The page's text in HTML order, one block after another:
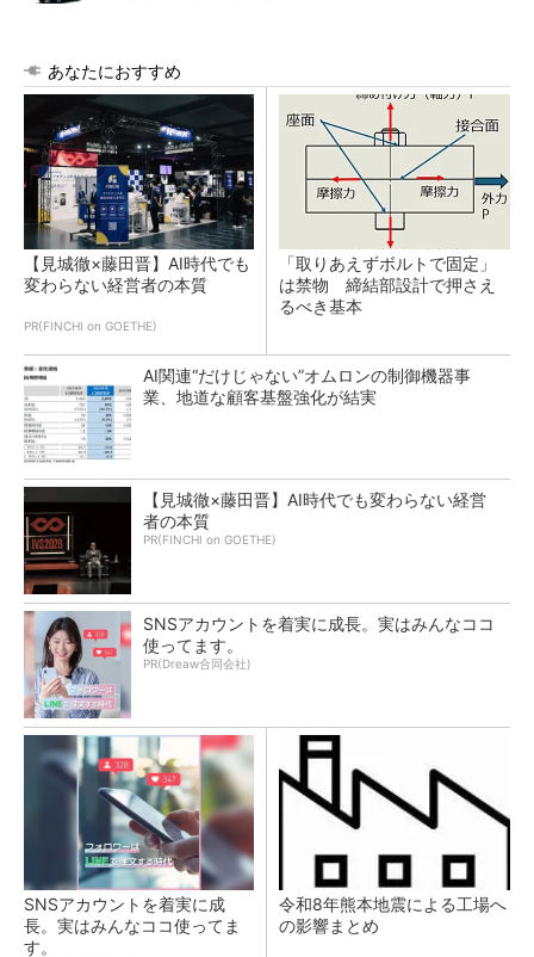
あなたにおすすめ
【見城徹×藤田晋】AI時代でも
変わらない経営者の本質
PR(FINCHI on GOETHE)
「取りあえずボルトで固定」
は禁物 締結部設計で押さえ
るべき基本
AI関連“だけじゃない”オムロンの制御機器事
業、地道な顧客基盤強化が結実
【見城徹×藤田晋】AI時代でも変わらない経営
者の本質
PR(FINCHI on GOETHE)
SNSアカウントを着実に成長。実はみんなココ
使ってます。
PR(Dreaw合同会社)
SNSアカウントを着実に成
長。実はみんなココ使ってま
す。
令和8年熊本地震による工場へ
の影響まとめ